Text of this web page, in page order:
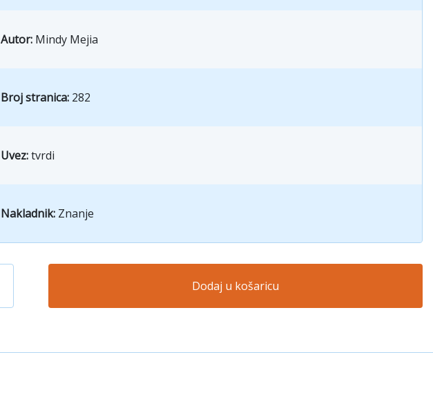
Autor: Mindy Mejia
Broj stranica: 282
Uvez:tvrdi
Nakladnik: Znanje
Dodaj u košaricu